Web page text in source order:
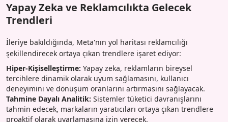
Yapay Zeka ve Reklamcılıkta Gelecek
Trendleri
İleriye bakıldığında, Meta'nın yol haritası reklamcılığı
şekillendirecek ortaya çıkan trendlere işaret ediyor:
Hiper-Kişiselleştirme: Yapay zeka, reklamların bireysel
tercihlere dinamik olarak uyum sağlamasını, kullanıcı
deneyimini ve dönüşüm oranlarını artırmasını sağlayacak.
Tahmine Dayalı Analitik: Sistemler tüketici davranışlarını
tahmin edecek, markaların yaratıcıları ortaya çıkan trendlere
proaktif olarak uyarlamasına izin verecek.